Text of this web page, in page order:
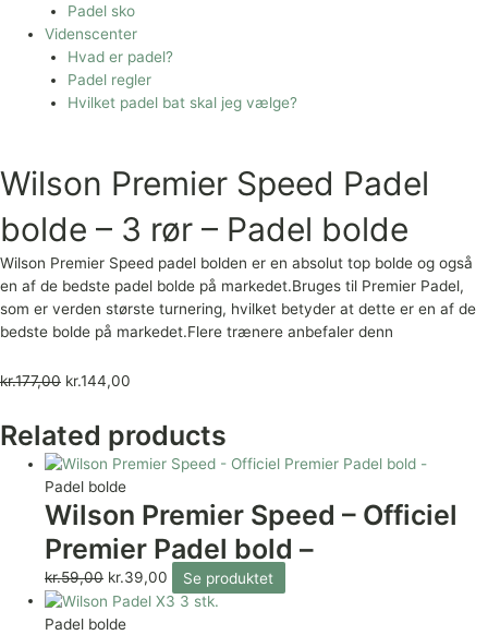
Padel sko
Videnscenter
Hvad er padel?
Padel regler
Hvilket padel bat skal jeg vælge?
Wilson Premier Speed Padel
bolde – 3 rør – Padel bolde
Wilson Premier Speed padel bolden er en absolut top bolde og også
en af de bedste padel bolde på markedet.Bruges til Premier Padel,
som er verden største turnering, hvilket betyder at dette er en af de
bedste bolde på markedet.Flere trænere anbefaler denn
kr.177,00 kr.144,00
Related products
Padel bolde
Wilson Premier Speed – Officiel
Premier Padel bold –
kr.59,00 kr.39,00 Se produktet
Padel bolde